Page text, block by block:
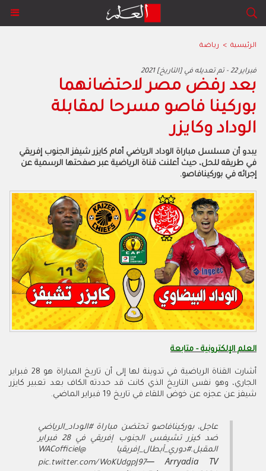
الرئيسية > رياضة
2021 فبراير 22 - تم تعديله في [التاريخ]
بعد رفض مصر لاحتضانهما
بوركينا فاصو مسرحا لمقابلة
الوداد وكايزر
يبدو أن مسلسل مباراة الوداد الرياضي أمام كايزر شيفز الجنوب إفريقي
في طريقه للحل، حيث أعلنت قناة الرياضية عبر صفحتها الرسمية عن
إجرائه في بوركينافاصو.
العلم الإلكترونية - متابعة
أشارت القناة الرياضية في تدوينة لها إلى أن تاريخ المباراة هو 28 فبراير
الجاري، وهو نفس التاريخ الذي كانت قد حددته الكاف بعد تعبير كايزر
شيفز عن عجزه عن خوض اللقاء في تاريخ 19 فبراير الماضي.
عاجل، بوركينافاصو تحتضن مباراة #الوداد_الرياضي
ضد كيزر تشيفس الجنوب إفريقي في 28 فبراير
المقبل.#دوري_أبطال_إفريقيا @WACofficiel
pic.twitter.com/WoKUdgpJ97— Arryadia TV